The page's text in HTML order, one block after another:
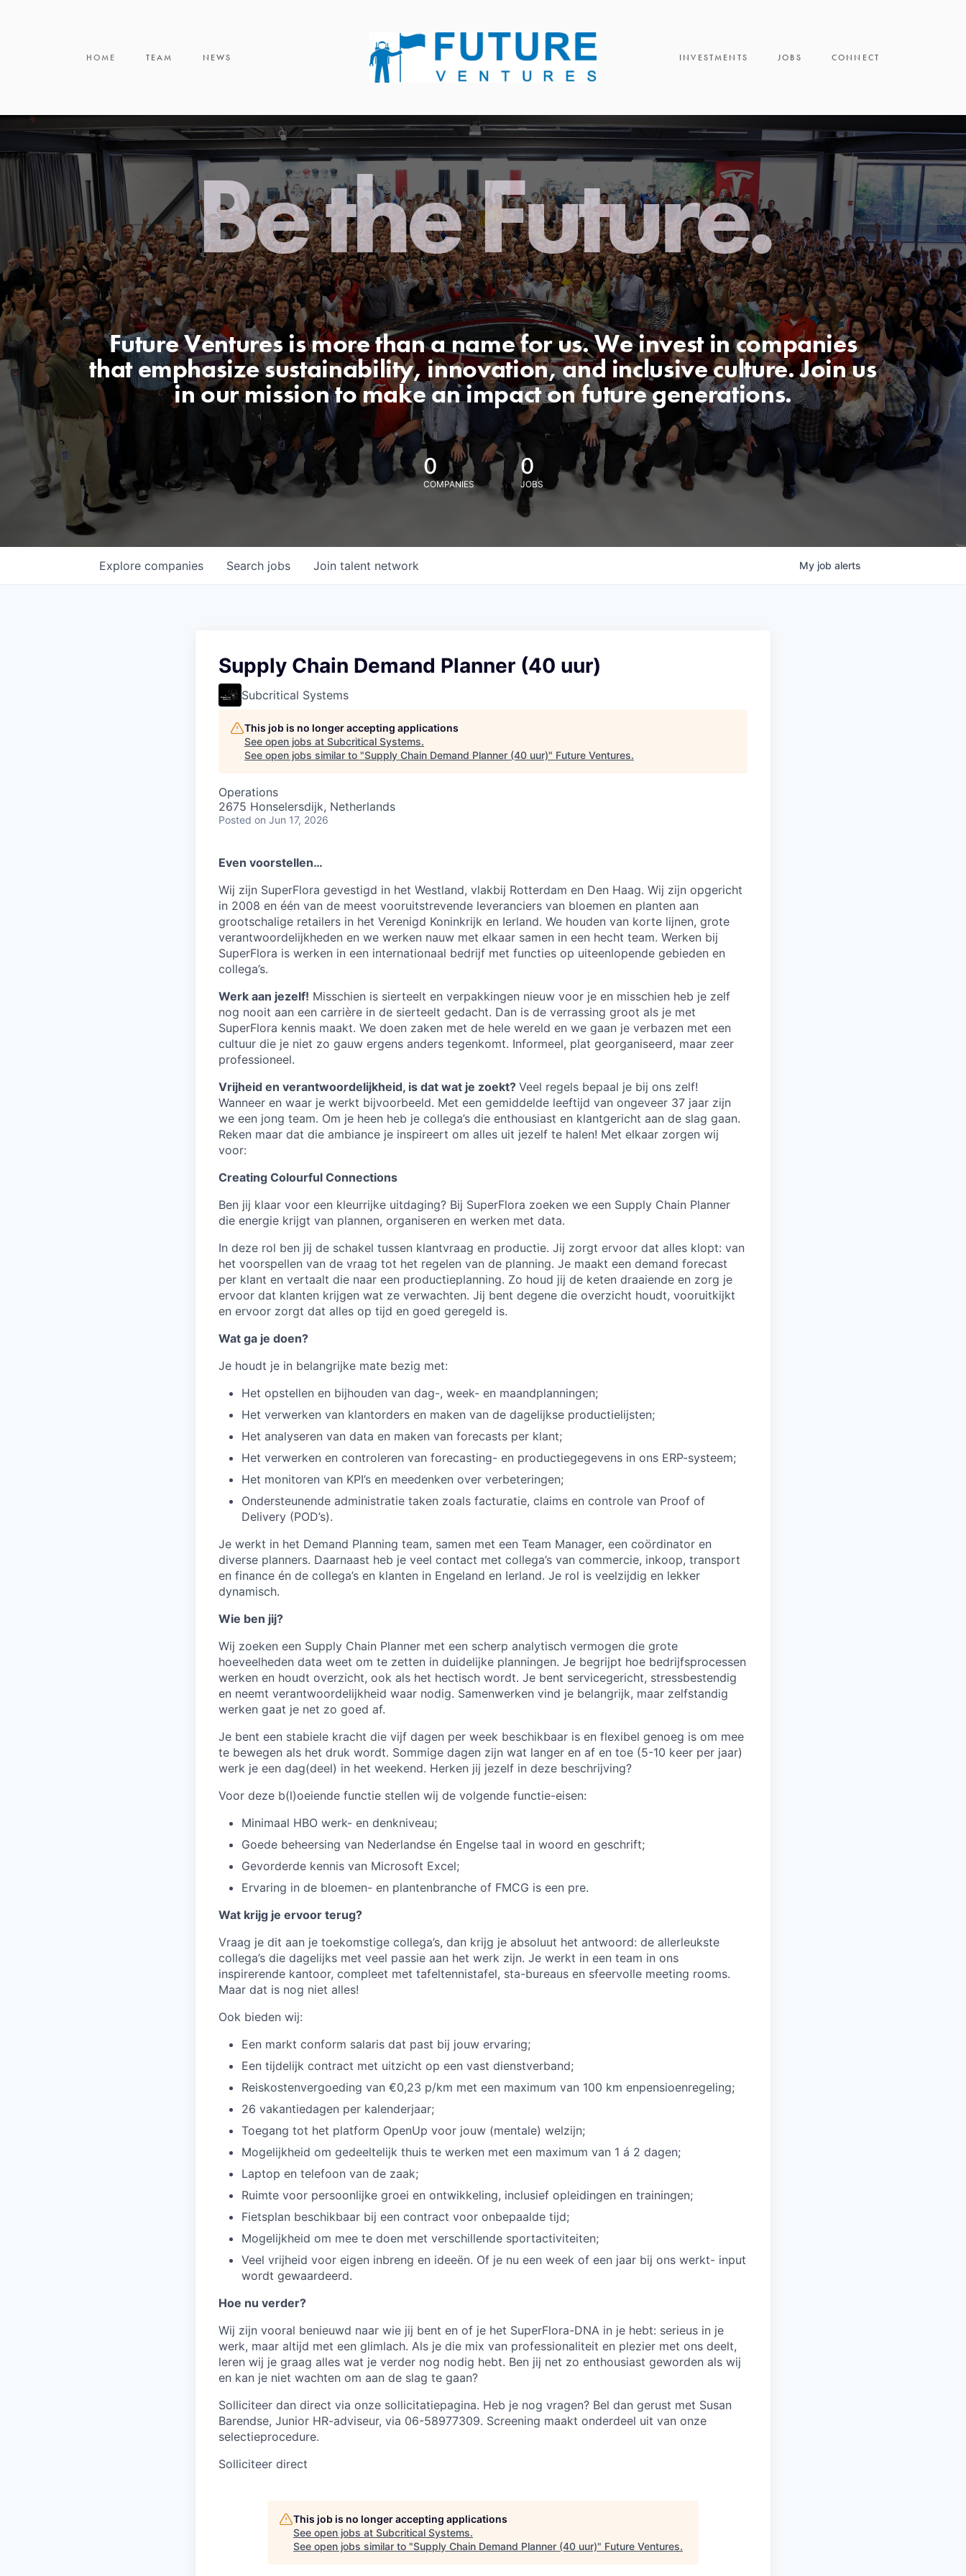
HOME TEAM NEWS INVESTMENTS JOBS CONNECT
Be the Future.
Future Ventures is more than a name for us. We invest in companies
that emphasize sustainability, innovation, and inclusive culture. Join us
in our mission to make an impact on future generations.
0
COMPANIES
0
JOBS
Search jobs
Explore companies Join talent network My job alerts
Supply Chain Demand Planner (40 uur)
Subcritical Systems
This job is no longer accepting applications
See open jobs at Subcritical Systems.
See open jobs similar to "Supply Chain Demand Planner (40 uur)" Future Ventures.
Operations
2675 Honselersdijk, Netherlands
Posted on Jun 17, 2026
Even voorstellen…
Wij zijn SuperFlora gevestigd in het Westland, vlakbij Rotterdam en Den Haag. Wij zijn opgericht
in 2008 en één van de meest vooruitstrevende leveranciers van bloemen en planten aan
grootschalige retailers in het Verenigd Koninkrijk en Ierland. We houden van korte lijnen, grote
verantwoordelijkheden en we werken nauw met elkaar samen in een hecht team. Werken bij
SuperFlora is werken in een internationaal bedrijf met functies op uiteenlopende gebieden en
collega’s.
Werk aan jezelf! Misschien is sierteelt en verpakkingen nieuw voor je en misschien heb je zelf
nog nooit aan een carrière in de sierteelt gedacht. Dan is de verrassing groot als je met
SuperFlora kennis maakt. We doen zaken met de hele wereld en we gaan je verbazen met een
cultuur die je niet zo gauw ergens anders tegenkomt. Informeel, plat georganiseerd, maar zeer
professioneel.
Vrijheid en verantwoordelijkheid, is dat wat je zoekt? Veel regels bepaal je bij ons zelf!
Wanneer en waar je werkt bijvoorbeeld. Met een gemiddelde leeftijd van ongeveer 37 jaar zijn
we een jong team. Om je heen heb je collega’s die enthousiast en klantgericht aan de slag gaan.
Reken maar dat die ambiance je inspireert om alles uit jezelf te halen! Met elkaar zorgen wij
voor:
Creating Colourful Connections
Ben jij klaar voor een kleurrijke uitdaging? Bij SuperFlora zoeken we een Supply Chain Planner
die energie krijgt van plannen, organiseren en werken met data.
In deze rol ben jij de schakel tussen klantvraag en productie. Jij zorgt ervoor dat alles klopt: van
het voorspellen van de vraag tot het regelen van de planning. Je maakt een demand forecast
per klant en vertaalt die naar een productieplanning. Zo houd jij de keten draaiende en zorg je
ervoor dat klanten krijgen wat ze verwachten. Jij bent degene die overzicht houdt, vooruitkijkt
en ervoor zorgt dat alles op tijd en goed geregeld is.
Wat ga je doen?
Je houdt je in belangrijke mate bezig met:
Het opstellen en bijhouden van dag-, week- en maandplanningen;
Het verwerken van klantorders en maken van de dagelijkse productielijsten;
Het analyseren van data en maken van forecasts per klant;
Het verwerken en controleren van forecasting- en productiegegevens in ons ERP-systeem;
Het monitoren van KPI’s en meedenken over verbeteringen;
Ondersteunende administratie taken zoals facturatie, claims en controle van Proof of
Delivery (POD’s).
Je werkt in het Demand Planning team, samen met een Team Manager, een coördinator en
diverse planners. Daarnaast heb je veel contact met collega’s van commercie, inkoop, transport
en finance én de collega’s en klanten in Engeland en Ierland. Je rol is veelzijdig en lekker
dynamisch.
Wie ben jij?
Wij zoeken een Supply Chain Planner met een scherp analytisch vermogen die grote
hoeveelheden data weet om te zetten in duidelijke planningen. Je begrijpt hoe bedrijfsprocessen
werken en houdt overzicht, ook als het hectisch wordt. Je bent servicegericht, stressbestendig
en neemt verantwoordelijkheid waar nodig. Samenwerken vind je belangrijk, maar zelfstandig
werken gaat je net zo goed af.
Je bent een stabiele kracht die vijf dagen per week beschikbaar is en flexibel genoeg is om mee
te bewegen als het druk wordt. Sommige dagen zijn wat langer en af en toe (5-10 keer per jaar)
werk je een dag(deel) in het weekend. Herken jij jezelf in deze beschrijving?
Voor deze b(l)oeiende functie stellen wij de volgende functie-eisen:
Minimaal HBO werk- en denkniveau;
Goede beheersing van Nederlandse én Engelse taal in woord en geschrift;
Gevorderde kennis van Microsoft Excel;
Ervaring in de bloemen- en plantenbranche of FMCG is een pre.
Wat krijg je ervoor terug?
Vraag je dit aan je toekomstige collega’s, dan krijg je absoluut het antwoord: de allerleukste
collega’s die dagelijks met veel passie aan het werk zijn. Je werkt in een team in ons
inspirerende kantoor, compleet met tafeltennistafel, sta-bureaus en sfeervolle meeting rooms.
Maar dat is nog niet alles!
Ook bieden wij:
Een markt conform salaris dat past bij jouw ervaring;
Een tijdelijk contract met uitzicht op een vast dienstverband;
Reiskostenvergoeding van €0,23 p/km met een maximum van 100 km enpensioenregeling;
26 vakantiedagen per kalenderjaar;
Toegang tot het platform OpenUp voor jouw (mentale) welzijn;
Mogelijkheid om gedeeltelijk thuis te werken met een maximum van 1 á 2 dagen;
Laptop en telefoon van de zaak;
Ruimte voor persoonlijke groei en ontwikkeling, inclusief opleidingen en trainingen;
Fietsplan beschikbaar bij een contract voor onbepaalde tijd;
Mogelijkheid om mee te doen met verschillende sportactiviteiten;
Veel vrijheid voor eigen inbreng en ideeën. Of je nu een week of een jaar bij ons werkt- input
wordt gewaardeerd.
Hoe nu verder?
Wij zijn vooral benieuwd naar wie jij bent en of je het SuperFlora-DNA in je hebt: serieus in je
werk, maar altijd met een glimlach. Als je die mix van professionaliteit en plezier met ons deelt,
leren wij je graag alles wat je verder nog nodig hebt. Ben jij net zo enthousiast geworden als wij
en kan je niet wachten om aan de slag te gaan?
Solliciteer dan direct via onze sollicitatiepagina. Heb je nog vragen? Bel dan gerust met Susan
Barendse, Junior HR-adviseur, via 06-58977309. Screening maakt onderdeel uit van onze
selectieprocedure.
Solliciteer direct
This job is no longer accepting applications
See open jobs at Subcritical Systems.
See open jobs similar to "Supply Chain Demand Planner (40 uur)" Future Ventures.